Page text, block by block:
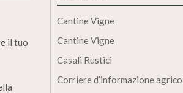
il tuo
Cantine Vigne
Cantine Vigne
Casali Rustici
Corriere d’informazione